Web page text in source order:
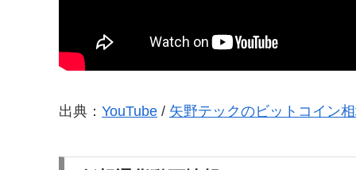
出典： YouTube / 矢野テックのビットコイン